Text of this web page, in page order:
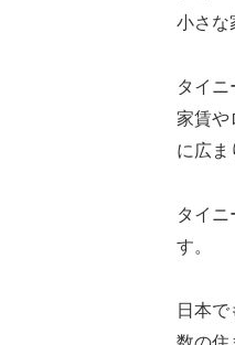
小さな
タイニ
家賃や
に広ま
タイ
す。
日本